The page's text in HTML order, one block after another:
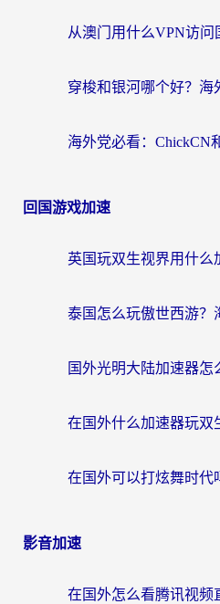
回国游戏加速
影音加速